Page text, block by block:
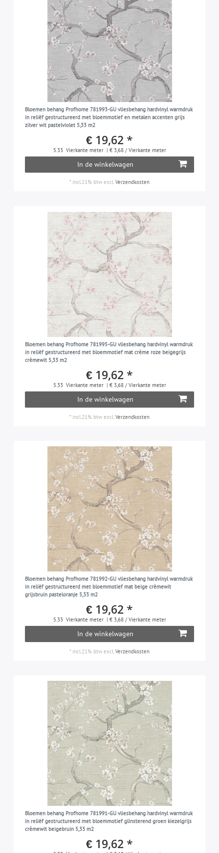
Bloemen behang Profhome 781993-GU vliesbehang hardvinyl warmdruk
in reliëf gestructureerd met bloemmotief en metalen accenten grijs
zilver wit pastelviolet 5,33 m2
€ 19,62 *
5.33 Vierkante meter | € 3,68 / Vierkante meter
In de winkelwagen
* incl.21% btw excl.Verzendkosten
Bloemen behang Profhome 781995-GU vliesbehang hardvinyl warmdruk
in reliëf gestructureerd met bloemmotief mat crème roze beigegrijs
crèmewit 5,33 m2
€ 19,62 *
5.33 Vierkante meter | € 3,68 / Vierkante meter
In de winkelwagen
* incl.21% btw excl. Verzendkosten
Bloemen behang Profhome 781992-GU vliesbehang hardvinyl warmdruk
in reliëf gestructureerd met bloemmotief mat beige crèmewit
grijsbruin pasteloranje 5,33 m2
€ 19,62 *
5.33 Vierkante meter | € 3,68 / Vierkante meter
In de winkelwagen
* incl.21% btw excl.Verzendkosten
Bloemen behang Profhome 781991-GU vliesbehang hardvinyl warmdruk
in reliëf gestructureerd met bloemmotief glinsterend groen kiezelgrijs
crèmewit beigebruin 5,33 m2
€ 19,62 *